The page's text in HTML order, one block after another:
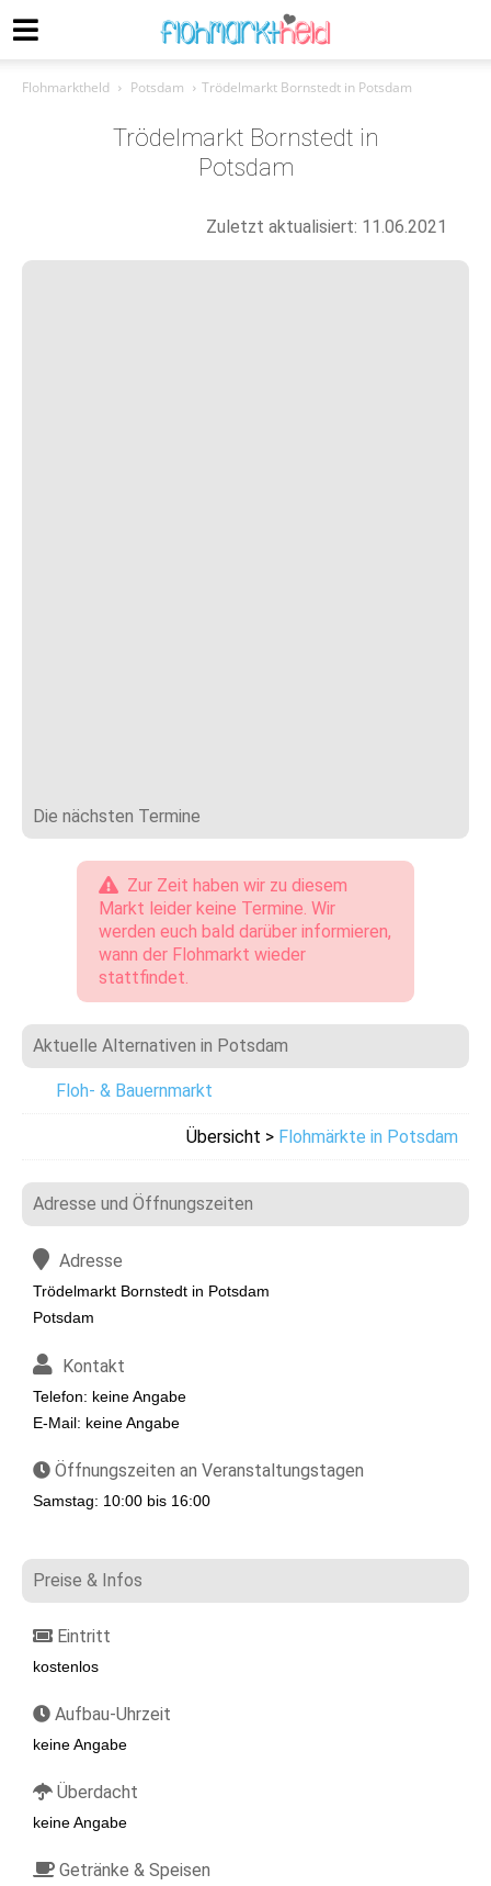
Flohmarktheld Potsdam Trödelmarkt Bornstedt in Potsdam
Trödelmarkt Bornstedt in
Potsdam
Zuletzt aktualisiert: 11.06.2021
Die nächsten Termine
Zur Zeit haben wir zu diesem
Markt leider keine Termine. Wir
werden euch bald darüber informieren,
wann der Flohmarkt wieder
stattfindet.
Aktuelle Alternativen in Potsdam
Floh- & Bauernmarkt
Übersicht > Flohmärkte in Potsdam
Adresse und Öffnungszeiten
Adresse
Trödelmarkt Bornstedt in Potsdam
Potsdam
Kontakt
Telefon: keine Angabe
E-Mail: keine Angabe
Öffnungszeiten an Veranstaltungstagen
Samstag: 10:00 bis 16:00
Preise & Infos
Eintritt
kostenlos
Aufbau-Uhrzeit
keine Angabe
Überdacht
keine Angabe
Getränke & Speisen